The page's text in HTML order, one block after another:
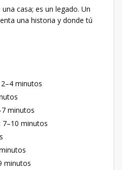
casa; es un legado. Un
una historia y donde tú
2–4 minutos
minutos
7–10 minutos
minutos